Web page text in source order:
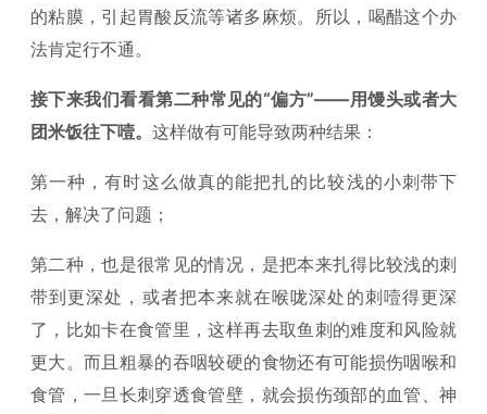
的粘膜，引起胃酸反流等诸多麻烦。所以，喝醋这个办
法肯定行不通。
接下来我们看看第二种常见的“偏方”——用馒头或者大
团米饭往下噎。 这样做有可能导致两种结果：
第一种，有时这么做真的能把扎的比较浅的小刺带下
去，解决了问题；
第二种，也是很常见的情况，是把本来扎得比较浅的刺
带到更深处，或者把本来就在喉咙深处的刺噎得更深
了，比如卡在食管里，这样再去取鱼刺的难度和风险就
更大。而且粗暴的吞咽较硬的食物还有可能损伤咽喉和
食管，一旦长刺穿透食管壁，就会损伤颈部的血管、神